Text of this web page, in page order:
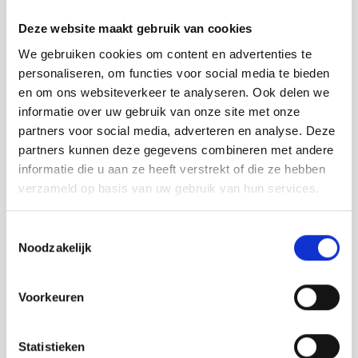
Deze website maakt gebruik van cookies
We gebruiken cookies om content en advertenties te
personaliseren, om functies voor social media te bieden
en om ons websiteverkeer te analyseren. Ook delen we
informatie over uw gebruik van onze site met onze
partners voor social media, adverteren en analyse. Deze
partners kunnen deze gegevens combineren met andere
informatie die u aan ze heeft verstrekt of die ze hebben
verzameld op basis van uw gebruik van hun services.
Noodzakelijk
Voorkeuren
Statistieken
Jute Light (b-keuze)
door Atelier LvdW
€239,00 Oorspronkelijke
prijs
€ 239,00.
€72,00Huidige
prijs
€ 72,00.
BESTEL HIER